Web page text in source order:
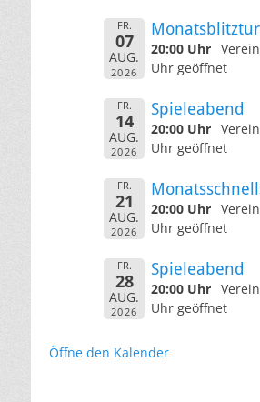
FR.
07
AUG.
2026
20:00 Uhr
Uhr geöffnet
FR.
14
AUG.
2026
Spieleabend
20:00 Uhr
Uhr geöffnet
FR.
21
AUG.
2026
20:00 Uhr
Uhr geöffnet
FR.
28
AUG.
2026
Spieleabend
20:00 Uhr
Uhr geöffnet
Öffne den Kalender